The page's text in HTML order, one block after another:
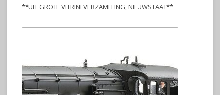
**UIT GROTE VITRINEVERZAMELING, NIEUWSTAAT**